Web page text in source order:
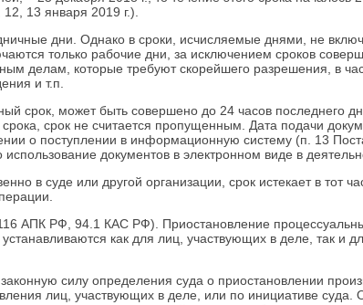
13 января 2019 г.).
дни. Однако в сроки, исчисляемые днями, не
только рабочие дни, за исключением сроков
делам, которые требуют скорейшего разрешения, в
и т.п.
срок, может быть совершено до 24 часов последнего
срок не считается пропущенным. Дата подачи
о поступлении в информационную систему (п. 13
документов в электронном виде в
в суде или другой организации, срок истекает в тот
АПК РФ, 94.1 КАС РФ). Приостановление
как для лиц, участвующих в деле, так и
силу определения суда о приостановлении
лиц, участвующих в деле, или по инициативе